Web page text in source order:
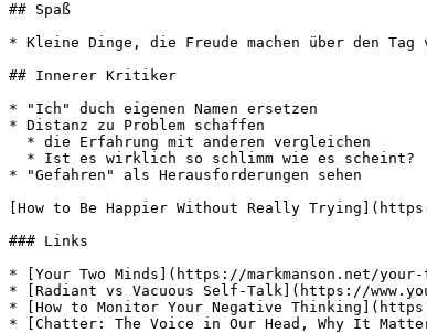
## Spaß
* Kleine Dinge, die Freude machen über den
## Innerer Kritiker
* "Ich" duch eigenen Namen ersetzen
* Distanz zu Problem schaffen
* "Gefahren" als Herausforderungen sehen
[How to Be Happier Without Really
### Links
* [Your Two Minds](https://markmanson.net/your-
* [Radiant vs Vacuous Self-Talk](https://
* [How to Monitor Your Negative
* [Chatter: The Voice in Our Head, Why It